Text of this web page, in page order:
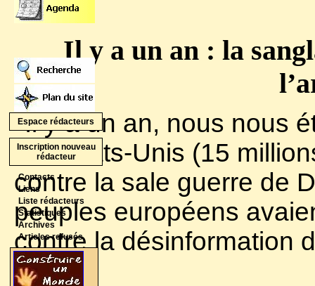
Espace rédacteurs
Inscription nouveau
rédacteur
Contacts
Liens
Liste rédacteurs
Statistiques
Archives
Articles refusés
Radio Larzac
G10 Solidaires
Il y a un an : la
Il y a un an, nous nous
aux Etats-Unis (15
contre la sale guerre de
peuples européens
contre la désinformation
Aznar.